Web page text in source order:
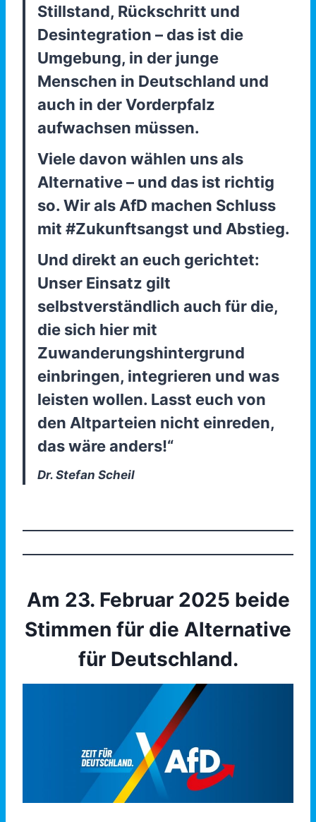
Stillstand, Rückschritt und
Desintegration – das ist die
Umgebung, in der junge
Menschen in Deutschland und
auch in der Vorderpfalz
aufwachsen müssen.
Viele davon wählen uns als
Alternative – und das ist richtig
so. Wir als AfD machen Schluss
mit #Zukunftsangst und Abstieg.
Und direkt an euch gerichtet:
Unser Einsatz gilt
selbstverständlich auch für die,
die sich hier mit
Zuwanderungshintergrund
einbringen, integrieren und was
leisten wollen. Lasst euch von
den Altparteien nicht einreden,
das wäre anders!“
Dr. Stefan Scheil
Am 23. Februar 2025 beide
Stimmen für die Alternative
für Deutschland.